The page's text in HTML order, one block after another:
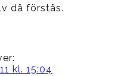
då förstås.
kl. 15:04